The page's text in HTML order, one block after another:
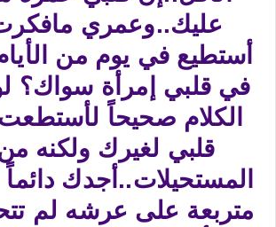
عليك..وعمري
أستطيع في يوم من
في قلبي إمرأة سواك؟
الكلام صحيحاً
قلبي لغيرك ولكنه
المستحيلات..أجدك
متربعة على عرشه لم